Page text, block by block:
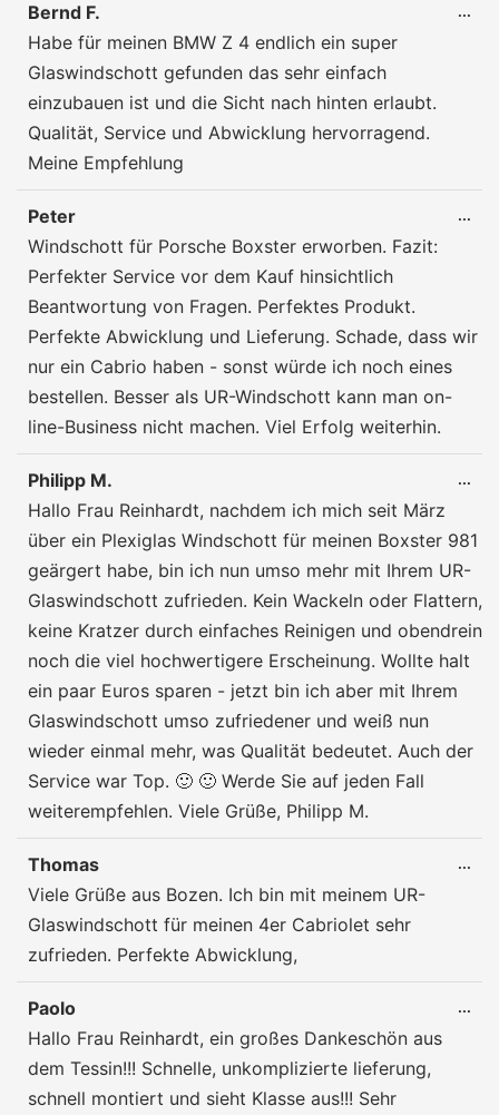
Bernd F.
Habe für meinen BMW Z 4 endlich ein super
Glaswindschott gefunden das sehr einfach
einzubauen ist und die Sicht nach hinten erlaubt.
Qualität, Service und Abwicklung hervorragend.
Meine Empfehlung
...
Peter
Windschott für Porsche Boxster erworben. Fazit:
Perfekter Service vor dem Kauf hinsichtlich
Beantwortung von Fragen. Perfektes Produkt.
Perfekte Abwicklung und Lieferung. Schade, dass wir
nur ein Cabrio haben - sonst würde ich noch eines
bestellen. Besser als UR-Windschott kann man on-
line-Business nicht machen. Viel Erfolg weiterhin.
...
Philipp M.
Hallo Frau Reinhardt, nachdem ich mich seit März
über ein Plexiglas Windschott für meinen Boxster 981
geärgert habe, bin ich nun umso mehr mit Ihrem UR-
Glaswindschott zufrieden. Kein Wackeln oder Flattern,
keine Kratzer durch einfaches Reinigen und obendrein
noch die viel hochwertigere Erscheinung. Wollte halt
ein paar Euros sparen - jetzt bin ich aber mit Ihrem
Glaswindschott umso zufriedener und weiß nun
wieder einmal mehr, was Qualität bedeutet. Auch der
Service war Top. 🙂 🙂 Werde Sie auf jeden Fall
weiterempfehlen. Viele Grüße, Philipp M.
...
Thomas
Viele Grüße aus Bozen. Ich bin mit meinem UR-
Glaswindschott für meinen 4er Cabriolet sehr
zufrieden. Perfekte Abwicklung,
...
Paolo
Hallo Frau Reinhardt, ein großes Dankeschön aus
dem Tessin!!! Schnelle, unkomplizierte lieferung,
schnell montiert und sieht Klasse aus!!! Sehr
...